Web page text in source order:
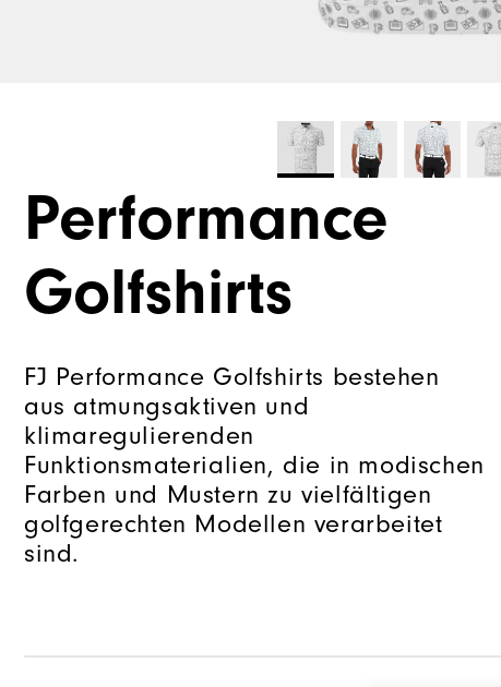
Performance
Golfshirts
FJ Performance Golfshirts bestehen
aus atmungsaktiven und
klimaregulierenden
Funktionsmaterialien, die in modischen
Farben und Mustern zu vielfältigen
golfgerechten Modellen verarbeitet
sind.